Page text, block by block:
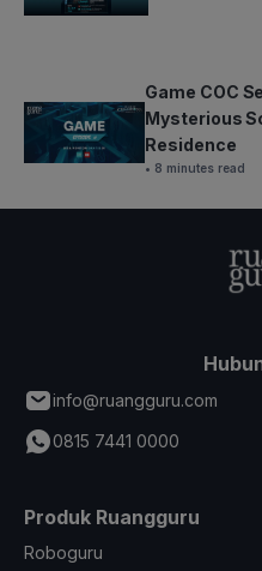
Game COC
Mysterious
Residence
• 8 minutes read
info@ruangguru.com
0815 7441 0000
Produk Ruangguru
Roboguru